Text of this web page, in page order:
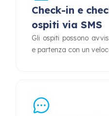
Check-in e
ospiti via SMS
Gli ospiti possono
e partenza con un